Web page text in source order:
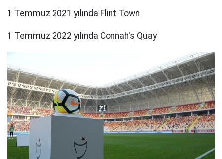
1 Temmuz 2021 yılında Flint Town
1 Temmuz 2022 yılında Connah's Quay